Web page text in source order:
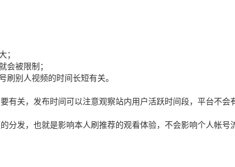
；
会被限制；
刷别人视频的时间长短有关。
有关，发布时间可以注意观察站内用户活跃时间段，平台不会
分发，也就是影响本人刷推荐的观看体验，不会影响个人帐号